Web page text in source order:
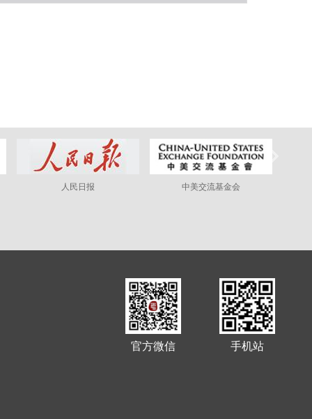
人民日报 中美交流基金会
官方微信 手机站